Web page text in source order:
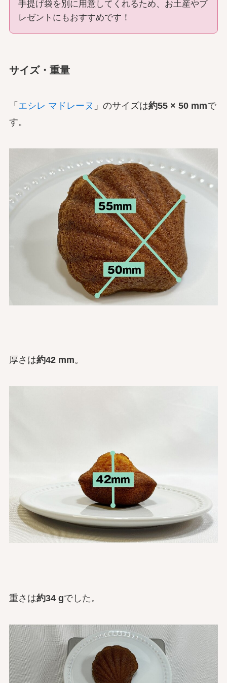
手提げ袋を別に用意してくれるため、お土産やプ
レゼントにもおすすめです！
サイズ・重量
「 エシレ マドレーヌ 」のサイズは約55 × 50 mmで
す。
厚さは約42 mm。
重さは約34 gでした。